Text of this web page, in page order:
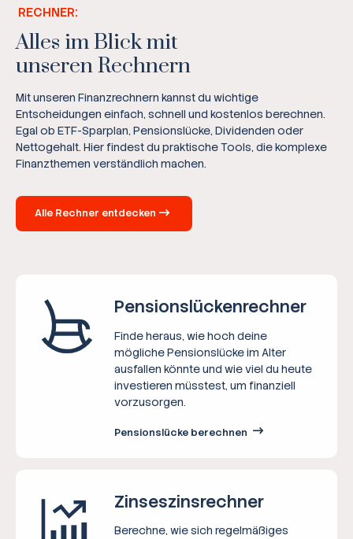
RECHNER:
Alles im Blick mit
unseren Rechnern
Mit unseren Finanzrechnern kannst du wichtige
Entscheidungen einfach, schnell und kostenlos berechnen.
Egal ob ETF-Sparplan, Pensionslücke, Dividenden oder
Nettogehalt. Hier findest du praktische Tools, die komplexe
Finanzthemen verständlich machen.
Alle Rechner entdecken
Pensions­lücken­rechner
Finde heraus, wie hoch deine
mögliche Pensionslücke im Alter
ausfallen könnte und wie viel du heute
investieren müsstest, um finanziell
vorzusorgen.
Pensionslücke berechnen
Zinseszins­rechner
Berechne, wie sich regelmäßiges